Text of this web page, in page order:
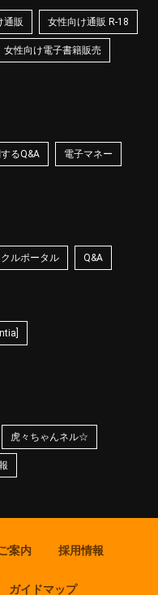
通販 女性向け通販 R-18
女性向け電子書籍販売
るQ&A 電子マネー
ルポータル Q&A
虎々ちゃんネル☆
案内 採用情報
ガイドマップ